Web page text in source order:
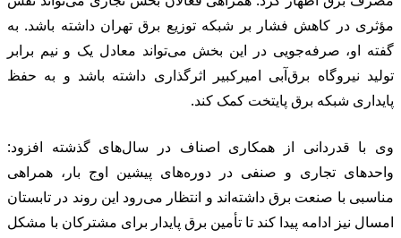
مؤثری در کاهش فشار بر شبکه توزیع برق تهران داشته باشد. به
گفته او، صرفه‌جویی در این بخش می‌تواند معادل یک و نیم برابر
تولید نیروگاه برق‌آبی امیرکبیر اثرگذاری داشته باشد و به حفظ
پایداری شبکه برق پایتخت کمک کند.
وی با قدردانی از همکاری اصناف در سال‌های گذشته افزود:
واحدهای تجاری و صنفی در دوره‌های پیشین اوج بار، همراهی
مناسبی با صنعت برق داشته‌اند و انتظار می‌رود این روند در تابستان
امسال نیز ادامه پیدا کند تا تأمین برق پایدار برای مشترکان با مشکل